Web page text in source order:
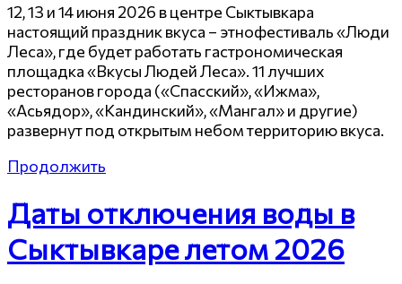
12, 13 и 14 июня 2026 в центре Сыктывкара
настоящий праздник вкуса – этнофестиваль «Люди
Леса», где будет работать гастрономическая
площадка «Вкусы Людей Леса». 11 лучших
ресторанов города («Спасский», «Ижма»,
«Асьядор», «Кандинский», «Мангал» и другие)
развернут под открытым небом территорию вкуса.
Продолжить
Даты отключения воды в
Сыктывкаре летом 2026